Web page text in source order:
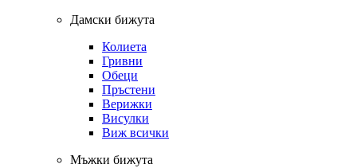
Дамски бижута
Колиета
Гривни
Обеци
Пръстени
Верижки
Висулки
Виж всички
Мъжки бижута